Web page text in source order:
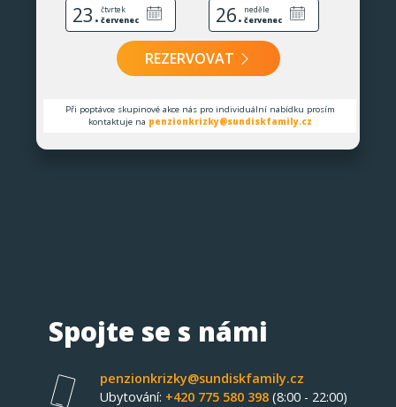
23. čtvrtek
červenec
26. neděle
červenec
REZERVOVAT
Při poptávce skupinové akce nás pro individuální nabídku prosím
kontaktuje na penzionkrizky@sundiskfamily.cz
Spojte se s námi
penzionkrizky@sundiskfamily.cz
Ubytování: +420 775 580 398 (8:00 - 22:00)